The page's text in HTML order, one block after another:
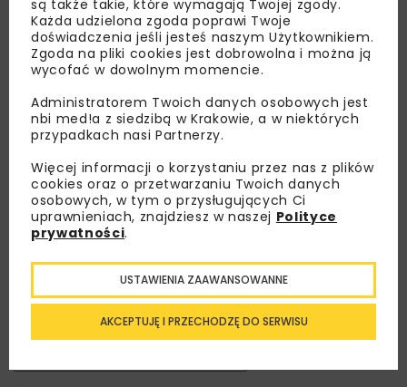
Lubisz wiedzieć więcej?
Zapisz się do newslettera aby otrzymywać od
nas najlepsze informacje branżowe,
zaproszenia na wydarzenia, atrakcyjne oferty i
dedykowane akcje specjalne.
są także takie, które wymagają Twojej zgody.
Każda udzielona zgoda poprawi Twoje
doświadczenia jeśli jesteś naszym Użytkownikiem.
Zgoda na pliki cookies jest dobrowolna i można ją
wycofać w dowolnym momencie.
Administratorem Twoich danych osobowych jest
nbi med!a z siedzibą w Krakowie, a w niektórych
przypadkach nasi Partnerzy.
Więcej informacji o korzystaniu przez nas z plików
cookies oraz o przetwarzaniu Twoich danych
osobowych, w tym o przysługujących Ci
uprawnieniach, znajdziesz w naszej Polityce
prywatności.
AKCEPTUJĘ I PRZECHODZĘ DO SERWISU
USTAWIENIA ZAAWANSOWANNE